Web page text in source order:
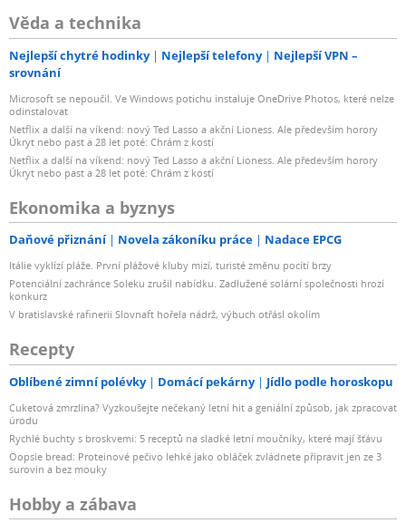
Věda a technika
Nejlepší chytré hodinky Nejlepší telefony
Nejlepší VPN –
srovnání
Microsoft se nepoučil. Ve Windows potichu instaluje OneDrive Photos, které nelze
odinstalovat
Netflix a další na víkend: nový Ted Lasso a akční Lioness. Ale především horory
Úkryt nebo past a 28 let poté: Chrám z kostí
Netflix a další na víkend: nový Ted Lasso a akční Lioness. Ale především horory
Úkryt nebo past a 28 let poté: Chrám z kostí
Ekonomika a byznys
Daňové přiznání Novela zákoníku práce Nadace EPCG
Itálie vyklízí pláže. První plážové kluby mizí, turisté změnu pocítí brzy
Potenciální zachránce Soleku zrušil nabídku. Zadlužené solární společnosti hrozí
konkurz
V bratislavské rafinerii Slovnaft hořela nádrž, výbuch otřásl okolím
Recepty
Oblíbené zimní polévky Domácí pekárny Jídlo podle horoskopu
Cuketová zmrzlina? Vyzkoušejte nečekaný letní hit a geniální způsob, jak zpracovat
úrodu
Rychlé buchty s broskvemi: 5 receptů na sladké letní moučníky, které mají šťávu
Oopsie bread: Proteinové pečivo lehké jako obláček zvládnete připravit jen ze 3
surovin a bez mouky
Hobby a zábava